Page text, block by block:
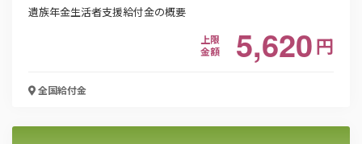
遺族年金生活者支援給付金の概要
上限
金額
5,620円
全国給付金